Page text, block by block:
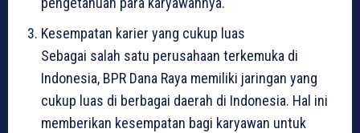
Kesempatan karier yang cukup luas
Sebagai salah satu perusahaan terkemuka di
Indonesia, BPR Dana Raya memiliki jaringan yang
cukup luas di berbagai daerah di Indonesia. Hal ini
memberikan kesempatan bagi karyawan untuk